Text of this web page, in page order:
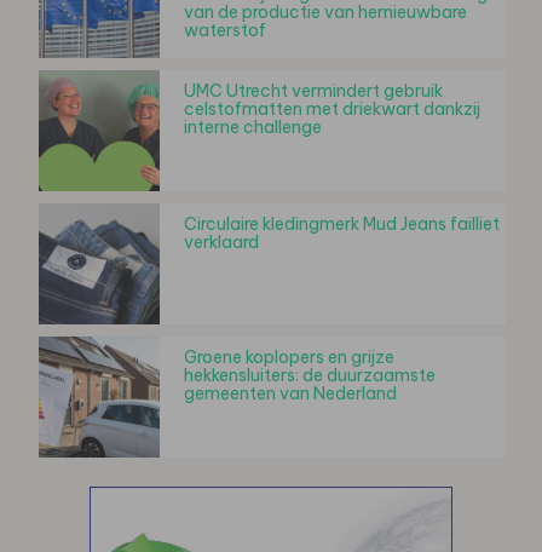
van de productie van hernieuwbare
waterstof
UMC Utrecht vermindert gebruik
celstofmatten met driekwart dankzij
interne challenge
Circulaire kledingmerk Mud Jeans failliet
verklaard
Groene koplopers en grijze
hekkensluiters: de duurzaamste
gemeenten van Nederland